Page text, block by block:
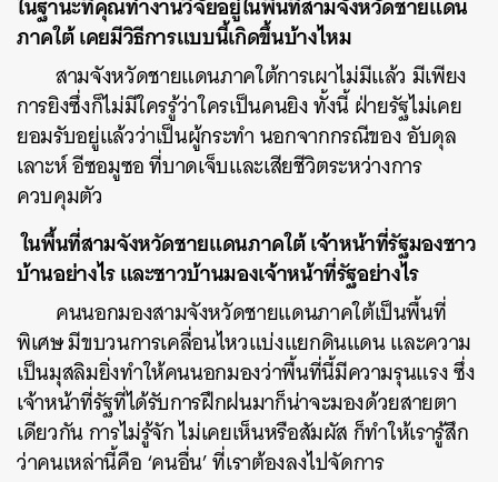
ภาคใต้ เคยมีวิธีการแบบนี้เกิดขึ้นบ้างไหม
สามจังหวัดชายแดนภาคใต้การเผาไม่มีแล้ว มีเพียง
การยิงซึ่งก็ไม่มีใครรู้ว่าใครเป็นคนยิง ทั้งนี้ ฝ่ายรัฐไม่เคย
ยอมรับอยู่แล้วว่าเป็นผู้กระทำ นอกจากกรณีของ อับดุล
เลาะห์ อีซอมูซอ ที่บาดเจ็บและเสียชีวิตระหว่างการ
ควบคุมตัว
ในพื้นที่สามจังหวัดชายแดนภาคใต้ เจ้าหน้าที่รัฐมองชาว
บ้านอย่างไร และชาวบ้านมองเจ้าหน้าที่รัฐอย่างไร
คนนอกมองสามจังหวัดชายแดนภาคใต้เป็นพื้นที่
พิเศษ มีขบวนการเคลื่อนไหวแบ่งแยกดินแดน และความ
เป็นมุสลิมยิ่งทำให้คนนอกมองว่าพื้นที่นี้มีความรุนแรง ซึ่ง
เจ้าหน้าที่รัฐที่ได้รับการฝึกฝนมาก็น่าจะมองด้วยสายตา
เดียวกัน การไม่รู้จัก ไม่เคยเห็นหรือสัมผัส ก็ทำให้เรารู้สึก
ว่าคนเหล่านี้คือ ‘คนอื่น’ ที่เราต้องลงไปจัดการ
SHARE TWEET LINE EMAIL